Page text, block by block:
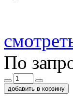
По
добавить в корзину